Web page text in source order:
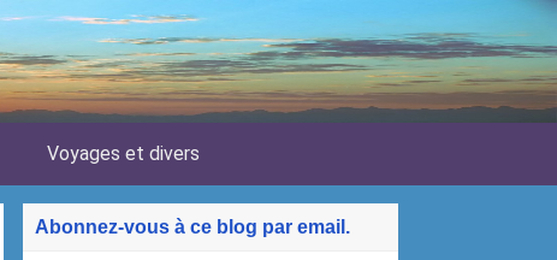
Voyages et divers
Abonnez-vous à ce blog par email.